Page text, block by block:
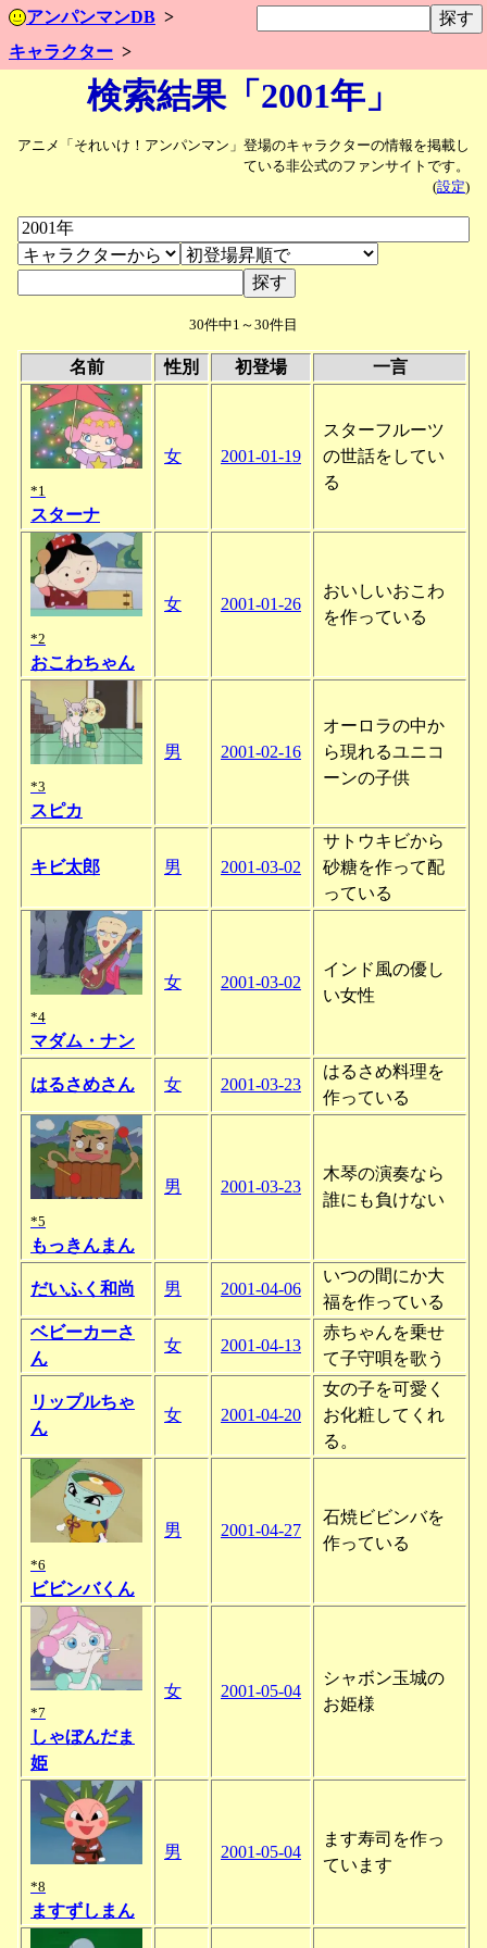
アンパンマンDB
キャラクター
検索結果「2001年」
アニメ「それいけ！アンパンマン」登場のキャラクターの情報を掲載し
ている非公式のファンサイトです。
(設定)
30件中1～30件目
名前 性別 初登場 一言
*1
スターナ
女 2001-01-19
スターフルーツ
の世話をしてい
る
*2
おこわちゃん
女 2001-01-26
おいしいおこわ
を作っている
*3
スピカ
男 2001-02-16
オーロラの中か
ら現れるユニコ
ーンの子供
キビ太郎 男 2001-03-02
サトウキビから
砂糖を作って配
っている
*4
マダム・ナン
女 2001-03-02
インド風の優し
い女性
はるさめさん 女 2001-03-23
はるさめ料理を
作っている
*5
もっきんまん
男 2001-03-23
木琴の演奏なら
誰にも負けない
だいふく和尚 男 2001-04-06
いつの間にか大
福を作っている
ベビーカーさ
ん
女 2001-04-13
赤ちゃんを乗せ
て子守唄を歌う
リップルちゃ
ん
女 2001-04-20
女の子を可愛く
お化粧してくれ
る。
*6
ビビンバくん
男 2001-04-27
石焼ビビンバを
作っている
*7
しゃぼんだま
姫
女 2001-05-04
シャボン玉城の
お姫様
*8
ますずしまん
男 2001-05-04
ます寿司を作っ
ています